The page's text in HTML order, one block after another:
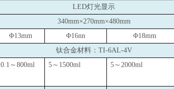
LED灯光显示
340mm×270mm×480mm
Φ13mm Φ16nn Φ18mm
钛合金材料：TI-6AL-4V
0.1 ～800ml 5 ～1500ml 5 ～2000ml